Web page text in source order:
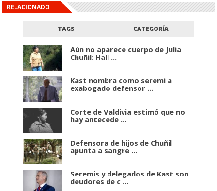
RELACIONADO
TAGS CATEGORÍA
Aún no aparece cuerpo de Julia
Chuñil: Hall ...
Kast nombra como seremi a
exabogado defensor ...
Corte de Valdivia estimó que no
hay antecede ...
Defensora de hijos de Chuñil
apunta a sangre ...
Seremis y delegados de Kast son
deudores de c ...